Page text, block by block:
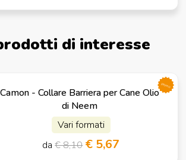
di interesse
Camon - Collare Barriera per Cane Olio
di Neem
Vari formati
da€ 8,10 € 5,67
promo